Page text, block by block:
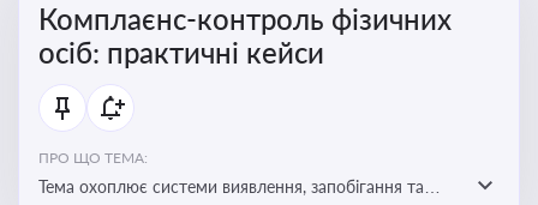
Комплаєнс-контроль фізичних
осіб: практичні кейси
ПРО ЩО ТЕМА:
Тема охоплює системи виявлення, запобігання та